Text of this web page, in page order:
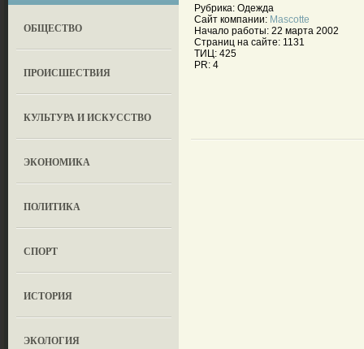
ОБЩЕСТВО
ПРОИСШЕСТВИЯ
КУЛЬТУРА И ИСКУССТВО
ЭКОНОМИКА
ПОЛИТИКА
СПОРТ
ИСТОРИЯ
ЭКОЛОГИЯ
Рубрика: Одежда
Сайт компании: Mascotte
Начало работы: 22 марта 2002
Страниц на сайте: 1131
ТИЦ: 425
PR: 4